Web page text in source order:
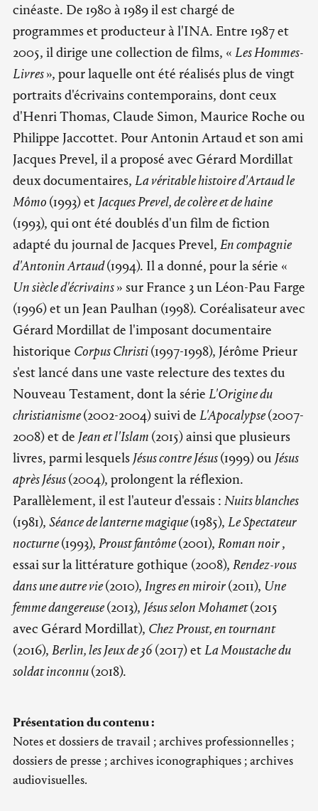
cinéaste. De 1980 à 1989 il est chargé de
programmes et producteur à l'INA. Entre 1987 et
2005, il dirige une collection de films, « Les Hommes-
Livres», pour laquelle ont été réalisés plus de vingt
portraits d'écrivains contemporains, dont ceux
d'Henri Thomas, Claude Simon, Maurice Roche ou
Philippe Jaccottet. Pour Antonin Artaud et son ami
Jacques Prevel, il a proposé avec Gérard Mordillat
deux documentaires, La véritable histoire d'Artaud le
Mômo (1993) et Jacques Prevel, de colère et de haine
(1993), qui ont été doublés d'un film de fiction
adapté du journal de Jacques Prevel, En compagnie
d'Antonin Artaud(1994). Il a donné, pour la série «
Un siècle d'écrivains» sur France 3 un Léon-Pau Farge
(1996) et un Jean Paulhan (1998). Coréalisateur avec
Gérard Mordillat de l'imposant documentaire
historique Corpus Christi(1997-1998), Jérôme Prieur
s'est lancé dans une vaste relecture des textes du
Nouveau Testament, dont la série L'Origine du
christianisme(2002-2004) suivi de L'Apocalypse(2007-
2008) et de Jean et l'Islam (2015) ainsi que plusieurs
livres, parmi lesquels Jésus contre Jésus(1999) ou Jésus
après Jésus(2004), prolongent la réflexion.
Parallèlement, il est l'auteur d'essais : Nuits blanches
(1981), Séance de lanterne magique(1985), Le Spectateur
nocturne(1993), Proust fantôme(2001), Roman noir,
essai sur la littérature gothique (2008), Rendez-vous
dans une autre vie(2010), Ingres en miroir(2011), Une
femme dangereuse(2013), Jésus selon Mohamet(2015
avec Gérard Mordillat), Chez Proust, en tournant
(2016), Berlin, les Jeux de 36(2017) etLa Moustache du
soldat inconnu(2018).
Présentation du contenu :
Notes et dossiers de travail ; archives professionnelles ;
dossiers de presse ; archives iconographiques ; archives
audiovisuelles.